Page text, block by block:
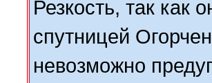
Резкость, так как
спутницей
невозможно